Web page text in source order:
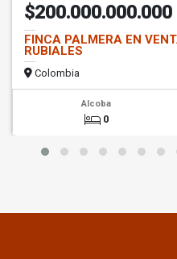
$200.000.000.000
FINCA PALMERA EN
RUBIALES
Colombia
Alcoba
0